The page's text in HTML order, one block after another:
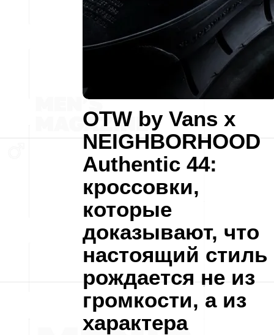
OTW by Vans x
NEIGHBORHOOD
Authentic 44:
кроссовки,
которые
доказывают, что
настоящий стиль
рождается не из
громкости, а из
характера